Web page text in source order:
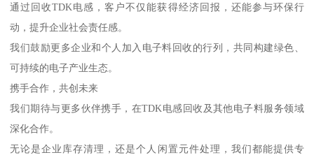
通过回收TDK电感，客户不仅能获得经济回报，还能参与环保行
动，提升企业社会责任感。
我们鼓励更多企业和个人加入电子料回收的行列，共同构建绿色、
可持续的电子产业生态。
携手合作，共创未来
我们期待与更多伙伴携手，在TDK电感回收及其他电子料服务领域
深化合作。
无论是企业库存清理，还是个人闲置元件处理，我们都能提供专